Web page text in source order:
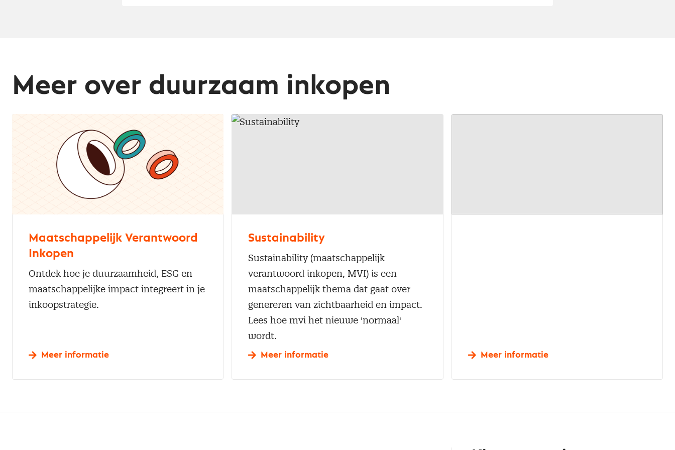
Meer over duurzaam inkopen
Maatschappelijk Verantwoord
Inkopen
Ontdek hoe je duurzaamheid, ESG en
maatschappelijke impact integreert in je
inkoopstrategie.
Meer informatie
Sustainability
Sustainability (maatschappelijk
verantwoord inkopen, MVI) is een
maatschappelijk thema dat gaat over
genereren van zichtbaarheid en impact.
Lees hoe mvi het nieuwe 'normaal'
wordt.
Meer informatie Meer informatie